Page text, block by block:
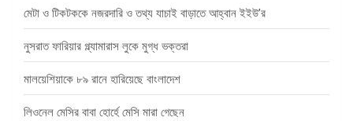
মেটা ও টিকটককে নজরদারি ও তথ্য যাচাই বাড়াতে আহ্বান ইইউ’র
নুসরাত ফারিয়ার গ্ল্যামারাস লুকে মুগ্ধ ভক্তরা
মালয়েশিয়াকে ৮৯ রানে হারিয়েছে বাংলাদেশ
লিওনেল মেসির বাবা হোর্হে মেসি মারা গেছেন